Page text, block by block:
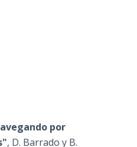
por
, D. Barrado y B.